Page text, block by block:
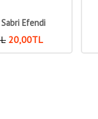
Efendi
18,00TL